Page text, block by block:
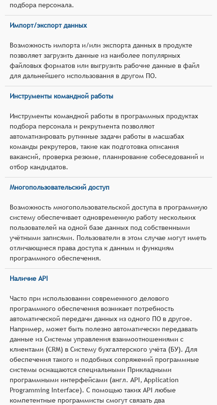
подбора персонала.
Импорт/экспорт данных
Возможность импорта и/или экспорта данных в продукте
позволяет загрузить данные из наиболее популярных
файловых форматов или выгрузить рабочие данные в файл
для дальнейшего использования в другом ПО.
Инструменты командной работы
Инструменты командной работы в программных продуктах
подбора персонала и рекрутмента позволяют
автоматизировать рутинные задачи работы в масшабах
команды рекрутеров, такие как подготовка описания
вакансий, проверка резюме, планирование собеседований и
отбор кандидатов.
Многопользовательский доступ
Возможность многопользовательской доступа в программную
систему обеспечивает одновременную работу нескольких
пользователей на одной базе данных под собственными
учётными записями. Пользователи в этом случае могут иметь
отличающиеся права доступа к данным и функциям
программного обеспечения.
Наличие API
Часто при использовании современного делового
программного обеспечения возникает потребность
автоматической передачи данных из одного ПО в другое.
Например, может быть полезно автоматически передавать
данные из Системы управления взаимоотношениями с
клиентами (CRM) в Систему бухгалтерского учёта (БУ). Для
обеспечения такого и подобных сопряжений программные
системы оснащаются специальными Прикладными
программными интерфейсами (англ. API, Application
Programming Interface). С помощью таких API любые
компетентные программисты смогут связать два